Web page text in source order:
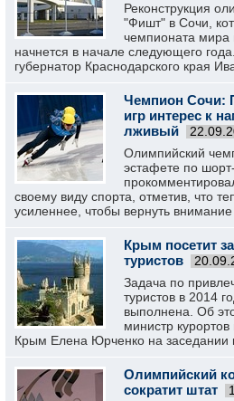
Реконструкция
"Фишт" в Сочи,
чемпионата мира
начнется в начале следующего
губернатор Краснодарского края
Чемпион Сочи:
игр интерес к
лживый
Олимпийский
эстафете по
своему виду спорта, отметив, что
усиленнее, чтобы вернуть внимание
Крым посетит
туристов
Задача по
туристов в 2014
выполнена. Об
министр
Крым Елена Юрченко на заседании
Олимпийский
сократит штат